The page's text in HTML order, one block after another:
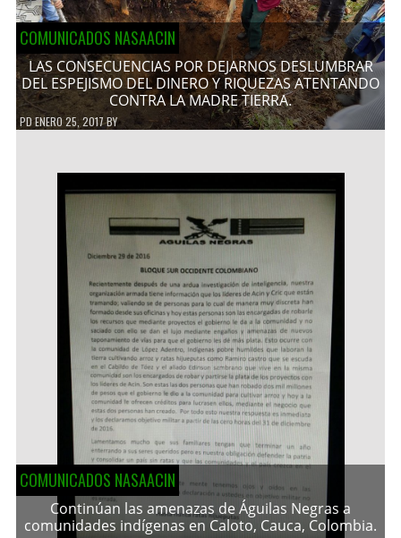
COMUNICADOS NASAACIN
LAS CONSECUENCIAS POR DEJARNOS DESLUMBRAR
DEL ESPEJISMO DEL DINERO Y RIQUEZAS ATENTANDO
CONTRA LA MADRE TIERRA.
PDENERO 25, 2017BY
COMUNICADOS NASAACIN
Continúan las amenazas de Águilas Negras a
comunidades indígenas en Caloto, Cauca, Colombia.